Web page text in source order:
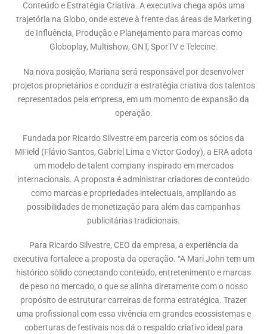
Conteúdo e Estratégia Criativa. A executiva chega após uma
trajetória na Globo, onde esteve à frente das áreas de Marketing
de Influência, Produção e Planejamento para marcas como
Globoplay, Multishow, GNT, SporTV e Telecine.
Na nova posição, Mariana será responsável por desenvolver
projetos proprietários e conduzir a estratégia criativa dos talentos
representados pela empresa, em um momento de expansão da
operação.
Fundada por Ricardo Silvestre em parceria com os sócios da
MField (Flávio Santos, Gabriel Lima e Victor Godoy), a ERA adota
um modelo de talent company inspirado em mercados
internacionais. A proposta é administrar criadores de conteúdo
como marcas e propriedades intelectuais, ampliando as
possibilidades de monetização para além das campanhas
publicitárias tradicionais.
Para Ricardo Silvestre, CEO da empresa, a experiência da
executiva fortalece a proposta da operação. “A Mari John tem um
histórico sólido conectando conteúdo, entretenimento e marcas
de peso no mercado, o que se alinha diretamente com o nosso
propósito de estruturar carreiras de forma estratégica. Trazer
uma profissional com essa vivência em grandes ecossistemas e
coberturas de festivais nos dá o respaldo criativo ideal para